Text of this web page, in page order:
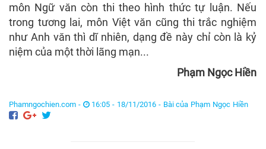
môn Ngữ văn còn thi theo hình thức tự luận. Nếu
trong tương lai, môn Việt văn cũng thi trắc nghiệm
như Anh văn thì dĩ nhiên, dạng đề này chỉ còn là kỷ
niệm của một thời lãng mạn...
Phạm Ngọc Hiền
Phamngochien.com - 16:05 - 18/11/2016 - Bài của Phạm Ngọc Hiền